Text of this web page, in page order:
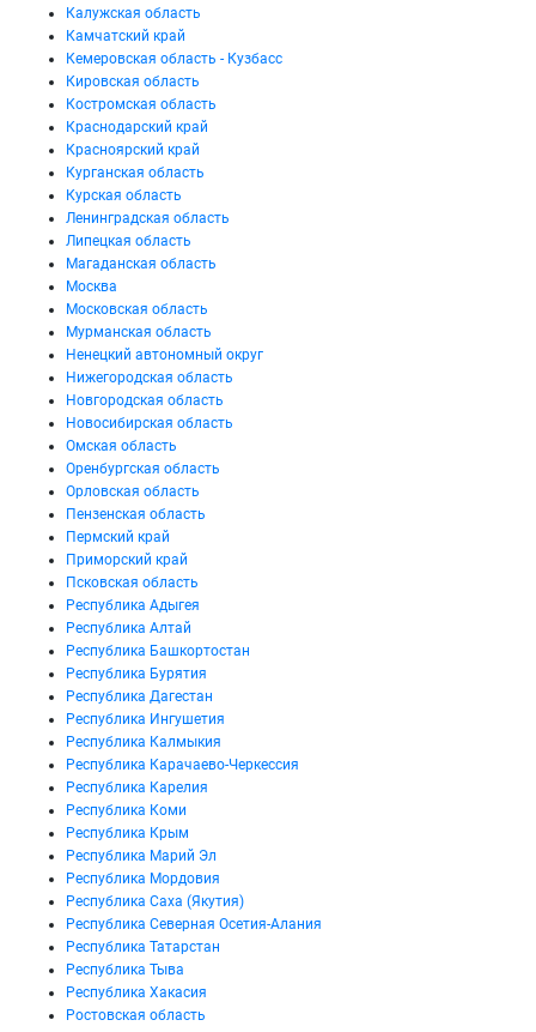
Калужская область
Камчатский край
Кемеровская область - Кузбасс
Кировская область
Костромская область
Краснодарский край
Красноярский край
Курганская область
Курская область
Ленинградская область
Липецкая область
Магаданская область
Москва
Московская область
Мурманская область
Ненецкий автономный округ
Нижегородская область
Новгородская область
Новосибирская область
Омская область
Оренбургская область
Орловская область
Пензенская область
Пермский край
Приморский край
Псковская область
Республика Адыгея
Республика Алтай
Республика Башкортостан
Республика Бурятия
Республика Дагестан
Республика Ингушетия
Республика Калмыкия
Республика Карачаево-Черкессия
Республика Карелия
Республика Коми
Республика Крым
Республика Марий Эл
Республика Мордовия
Республика Саха (Якутия)
Республика Северная Осетия-Алания
Республика Татарстан
Республика Тыва
Республика Хакасия
Ростовская область